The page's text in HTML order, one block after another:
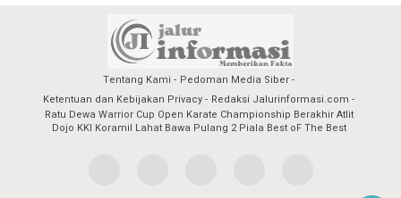
Tentang Kami
Pedoman Media Siber
Ketentuan dan Kebijakan Privacy
Redaksi Jalurinformasi.com
Ratu Dewa Warrior Cup Open Karate Championship Berakhir Atlit
Dojo KKI Koramil Lahat Bawa Pulang 2 Piala Best oF The Best